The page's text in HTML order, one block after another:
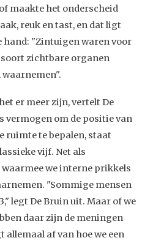
maakte het onderscheid
reuk en tast, en dat ligt
hand: "Zintuigen waren voor
zichtbare organen
er meer zijn, vertelt De
vermogen om de positie van
ruimte te bepalen, staat
vijf. Net als
we interne prikkels
"Sommige mensen
legt De Bruin uit. Maar of we
daar zijn de meningen
allemaal af van hoe we een